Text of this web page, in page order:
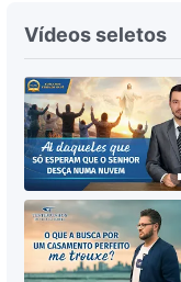
34:19
39:10
Vídeos seletos